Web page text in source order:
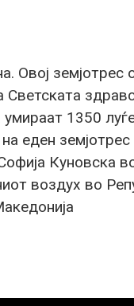
Овој земјотрес
Светската
умираат 1350
еден земјотрес
Куновска
воздух во